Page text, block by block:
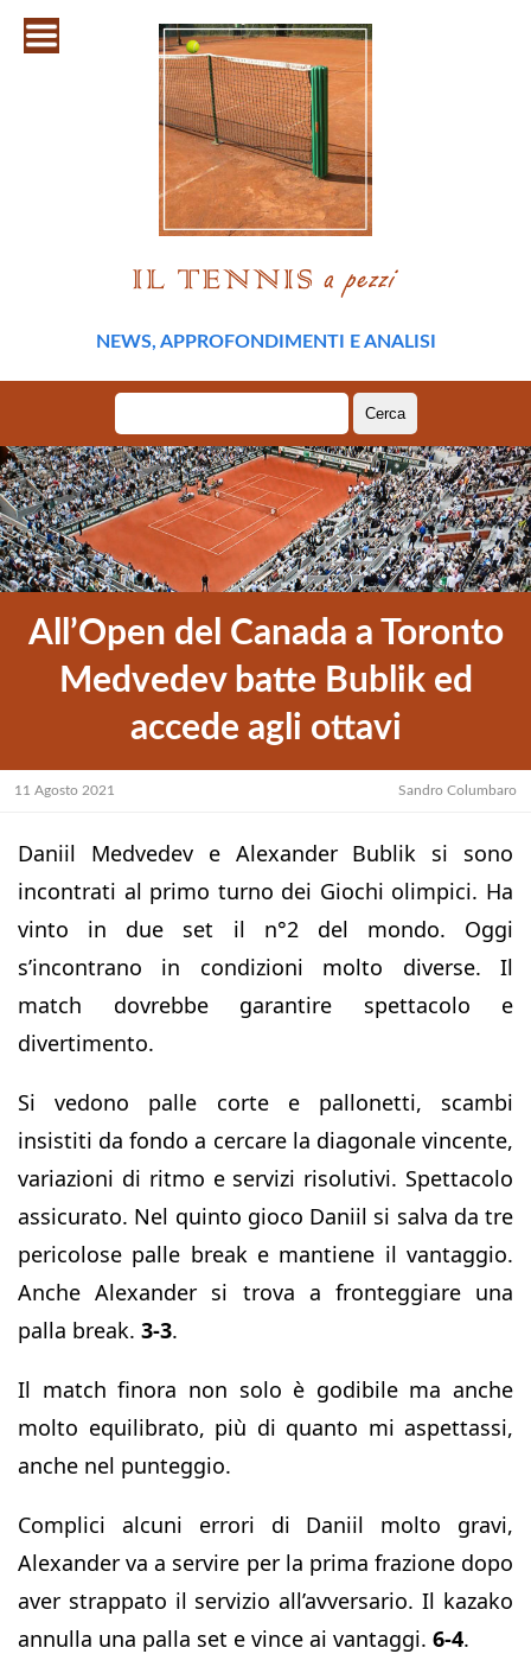
NEWS, APPROFONDIMENTI E ANALISI
per:
All’Open del Canada a Toronto
Medvedev batte Bublik ed
accede agli ottavi
11 Agosto 2021 Sandro Columbaro
Daniil Medvedev e Alexander Bublik si sono
incontrati al primo turno dei Giochi olimpici. Ha
vinto in due set il n°2 del mondo. Oggi
s’incontrano in condizioni molto diverse. Il
match dovrebbe garantire spettacolo e
divertimento.
Si vedono palle corte e pallonetti, scambi
insistiti da fondo a cercare la diagonale vincente,
variazioni di ritmo e servizi risolutivi. Spettacolo
assicurato. Nel quinto gioco Daniil si salva da tre
pericolose palle break e mantiene il vantaggio.
Anche Alexander si trova a fronteggiare una
palla break. 3-3.
Il match finora non solo è godibile ma anche
molto equilibrato, più di quanto mi aspettassi,
anche nel punteggio.
Complici alcuni errori di Daniil molto gravi,
Alexander va a servire per la prima frazione dopo
aver strappato il servizio all’avversario. Il kazako
annulla una palla set e vince ai vantaggi. 6-4.